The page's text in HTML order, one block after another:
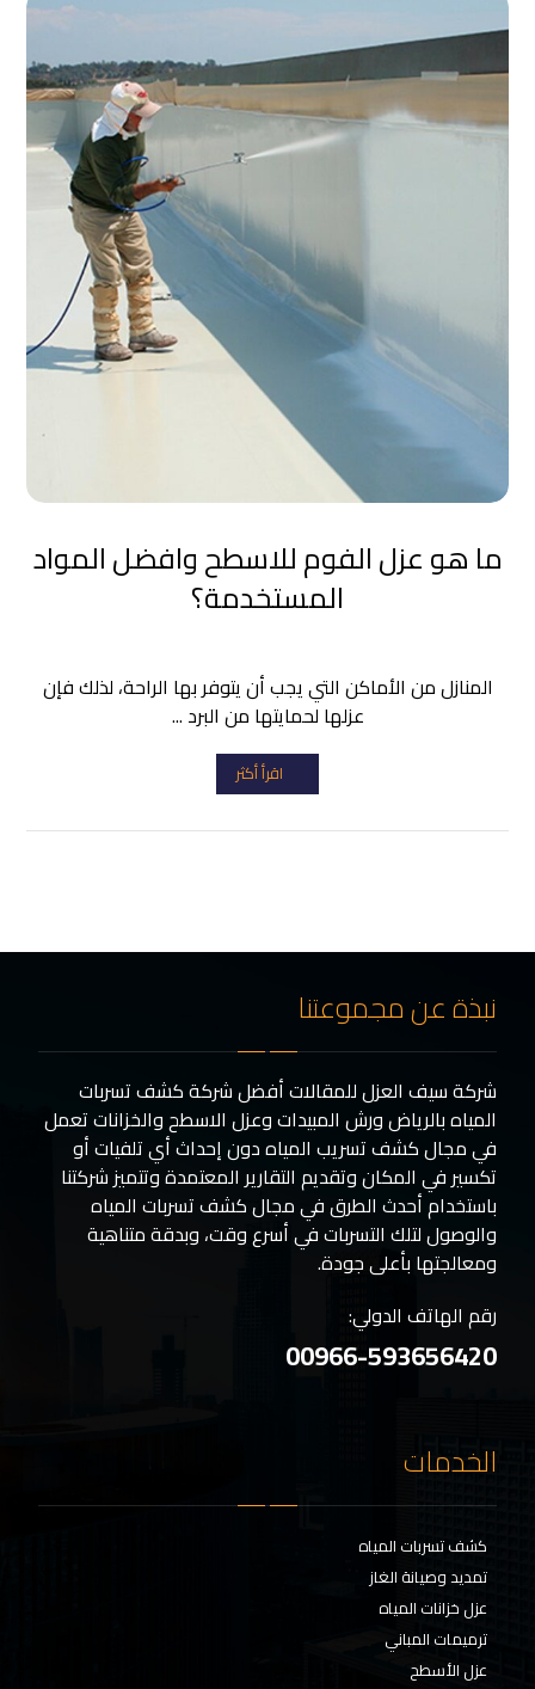
ما هو عزل الفوم للاسطح وافضل المواد
المستخدمة؟
المنازل من الأماكن التي يجب أن يتوفر بها الراحة، لذلك فإن
عزلها لحمايتها من البرد ...
اقرأ أكثر
نبذة عن مجموعتنا
شركة سيف العزل للمقالات أفضل شركة كشف تسربات
المياه بالرياض ورش المبيدات وعزل الاسطح والخزانات تعمل
في مجال كشف تسريب المياه دون إحداث أي تلفيات أو
تكسير في المكان وتقديم التقارير المعتمدة وتتميز شركتنا
باستخدام أحدث الطرق في مجال كشف تسربات المياه
والوصول لتلك التسربات في أسرع وقت، وبدقة متناهية
ومعالجتها بأعلى جودة.
رقم الهاتف الدولي:
00966-593656420
الخدمات
كشف تسربات المياه
تمديد وصيانة الغاز
عزل خزانات المياه
ترميمات المباني
عزل الأسطح